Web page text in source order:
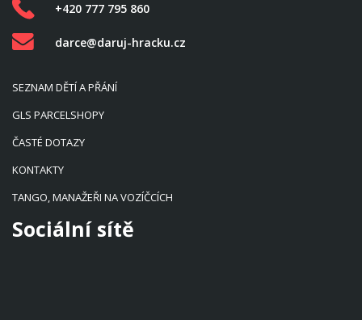
+420 777 795 860
darce@daruj-hracku.cz
SEZNAM DĚTÍ A PŘÁNÍ
GLS PARCELSHOPY
ČASTÉ DOTAZY
KONTAKTY
TANGO, MANAŽEŘI NA VOZÍČCÍCH
Sociální sítě